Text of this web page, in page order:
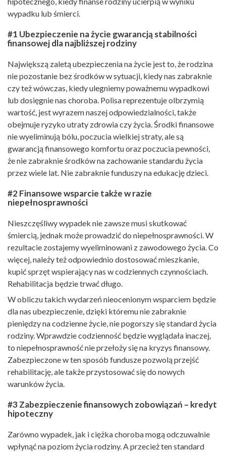
wypadku lub śmierci.
#1 Ubezpieczenie na życie gwarancją stabilności
finansowej dla najbliższej rodziny
Największą zaletą ubezpieczenia na życie jest to, że rodzina
nie pozostanie bez środków w sytuacji, kiedy nas zabraknie
czy też wówczas, kiedy ulegniemy poważnemu wypadkowi
lub dosięgnie nas choroba. Polisa reprezentuje olbrzymią
wartość, jest wyrazem naszej odpowiedzialności, także
obejmuje ryzyko utraty zdrowia czy życia. Środki finansowe
nie wyeliminują bólu, poczucia wielkiej straty, ale są
gwarancją finansowego komfortu oraz poczucia pewności,
że nie zabraknie środków na zachowanie standardu życia
przez wiele lat. Nie zabraknie funduszy na edukację dzieci.
#2 Finansowe wsparcie także w razie
niepełnosprawności
Nieszczęśliwy wypadek nie zawsze musi skutkować
śmiercią, jednak może prowadzić do niepełnosprawności. W
rezultacie zostajemy wyeliminowani z zawodowego życia. Co
więcej, należy też odpowiednio dostosować mieszkanie,
kupić sprzęt wspierający nas w codziennych czynnościach.
Rehabilitacja będzie trwać długo.
W obliczu takich wydarzeń nieocenionym wsparciem będzie
dla nas ubezpieczenie, dzięki któremu nie zabraknie
pieniędzy na codzienne życie, nie pogorszy się standard życia
rodziny. Wprawdzie codzienność będzie wyglądała inaczej,
to niepełnosprawność nie przełoży się na kryzys finansowy.
Zabezpieczone w ten sposób fundusze pozwolą przejść
rehabilitację, ale także przystosować się do nowych
warunków życia.
#3 Zabezpieczenie finansowych zobowiązań – kredyt
hipoteczny
Zarówno wypadek, jak i ciężka choroba mogą odczuwalnie
wpłynąć na poziom życia rodziny. A przecież ten standard